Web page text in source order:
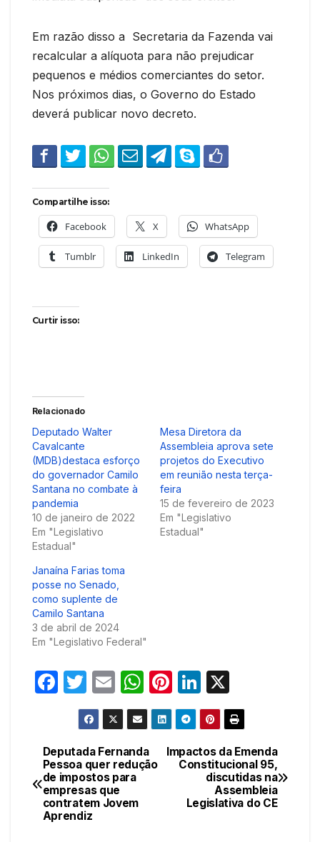
Em razão disso a Secretaria da Fazenda vai
recalcular a alíquota para não prejudicar
pequenos e médios comerciantes do setor.
Nos próximos dias, o Governo do Estado
deverá publicar novo decreto.
Compartilhe isso:
Facebook X WhatsApp
Tumblr LinkedIn Telegram
Curtir isso:
Relacionado
Deputado Walter
Cavalcante
(MDB)destaca esforço
do governador Camilo
Santana no combate à
pandemia
10 de janeiro de 2022
Em "Legislativo
Estadual"
Mesa Diretora da
Assembleia aprova sete
projetos do Executivo
em reunião nesta terça-
feira
15 de fevereiro de 2023
Em "Legislativo
Estadual"
Janaína Farias toma
posse no Senado,
como suplente de
Camilo Santana
3 de abril de 2024
Em "Legislativo Federal"
F
e
b
o
o
T
w
itt
er
E
m
ail
W
h
at
s
A
Pi
nt
er
e
st
Li
n
k
e
dI
n
Navegação
de
Post
Impactos da Emenda
Constitucional 95,
discutidas na
Assembleia
Legislativa do CE
Deputada Fernanda
Pessoa quer redução
de impostos para
empresas que
contratem Jovem
Aprendiz